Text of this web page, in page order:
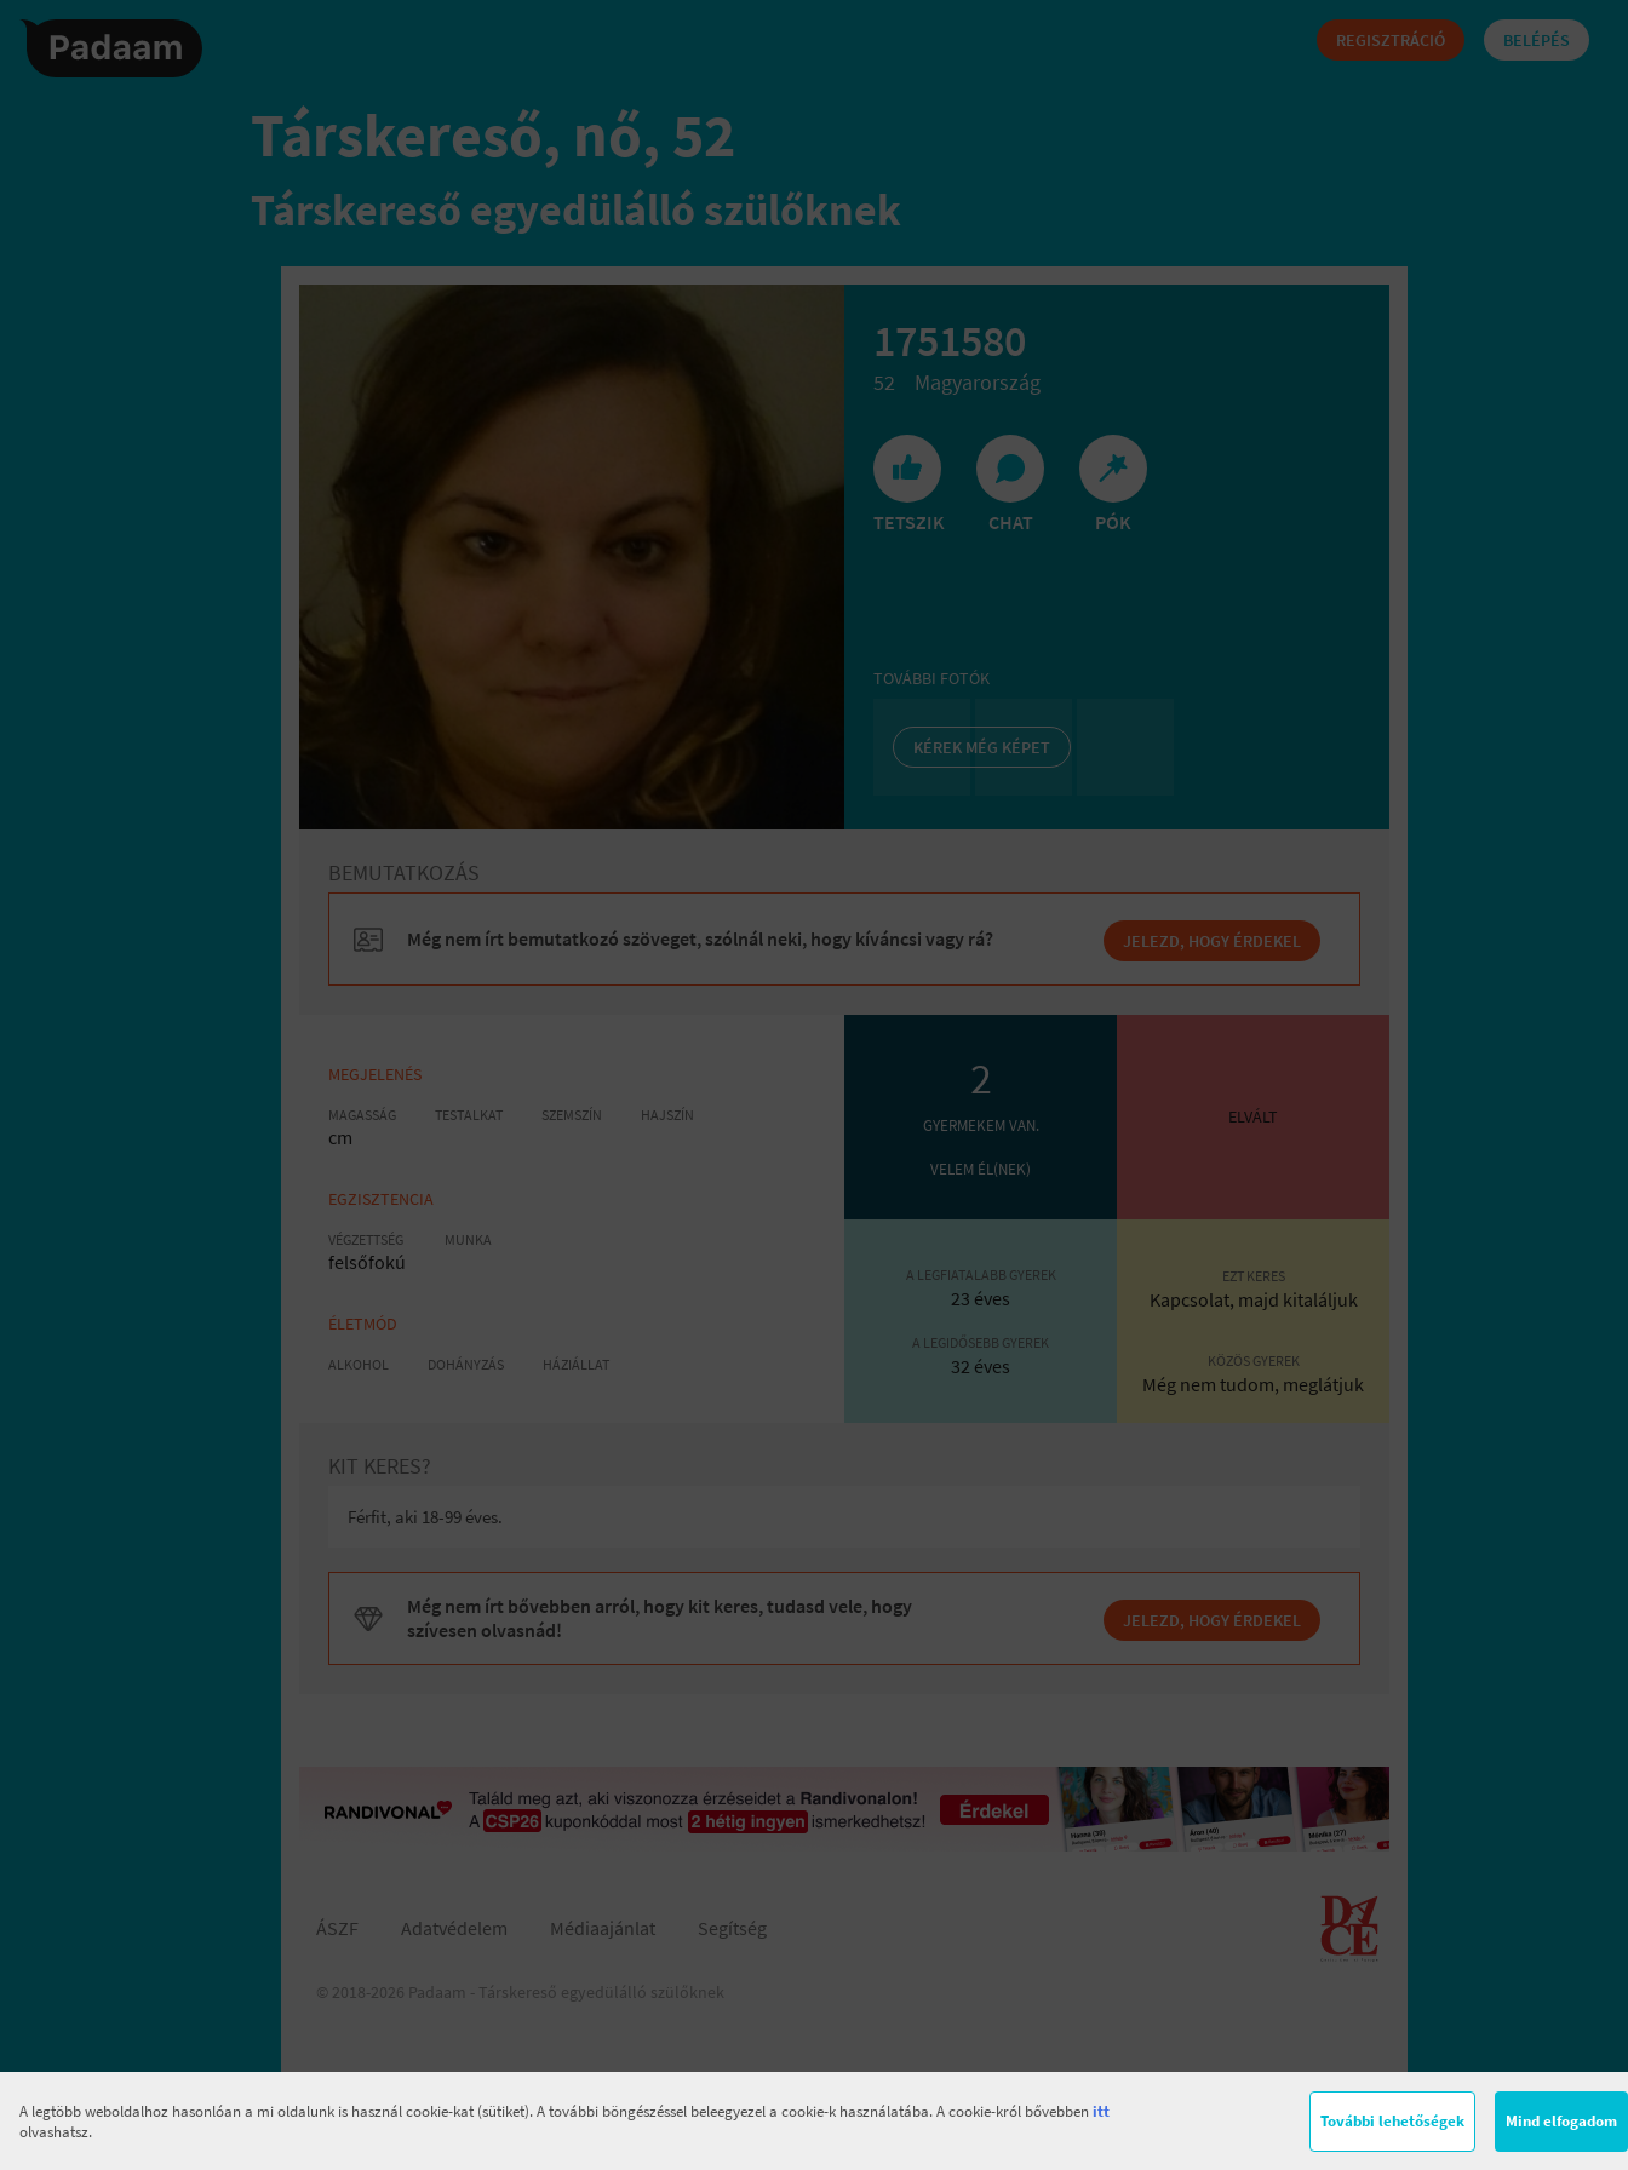
BELÉPÉS
REGISZTRÁCIÓ
Társkereső, nő, 52
Társkereső egyedülálló szülőknek
1751580
52 Magyarország
TETSZIK CHAT PÓK
TOVÁBBI FOTÓK
KÉREK MÉG KÉPET
BEMUTATKOZÁS
Még nem írt bemutatkozó szöveget, szólnál neki, hogy kíváncsi vagy rá? JELEZD, HOGY ÉRDEKEL
MEGJELENÉS
MAGASSÁG
cm
TESTALKAT SZEMSZÍN HAJSZÍN
EGZISZTENCIA
VÉGZETTSÉG
felsőfokú
MUNKA
ÉLETMÓD
ALKOHOL DOHÁNYZÁS HÁZIÁLLAT
2
GYERMEKEM VAN.
VELEM ÉL(NEK)
A LEGFIATALABB GYEREK
23 éves
A LEGIDŐSEBB GYEREK
32 éves
ELVÁLT
EZT KERES
Kapcsolat, majd kitaláljuk
KÖZÖS GYEREK
Még nem tudom, meglátjuk
KIT KERES?
Férfit, aki 18-99 éves.
Még nem írt bővebben arról, hogy kit keres, tudasd vele, hogy
szívesen olvasnád!
JELEZD, HOGY ÉRDEKEL
ÁSZF Adatvédelem Médiaajánlat Segítség
© 2018-2026 Padaam - Társkereső egyedülálló szülőknek
A legtöbb weboldalhoz hasonlóan a mi oldalunk is használ cookie-kat (sütiket). A további böngészéssel beleegyezel a cookie-k használatába. A cookie-król bővebben itt
olvashatsz.
További lehetőségek Mind elfogadom